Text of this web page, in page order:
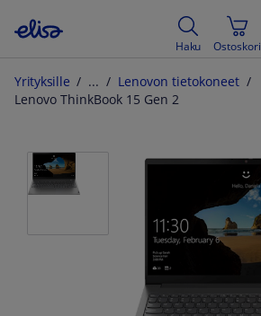
Haku Ostoskori
Yrityksille
Lenovon tietokoneet
Lenovo ThinkBook 15 Gen 2